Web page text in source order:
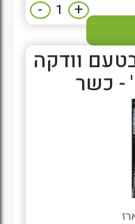
+
-
וודקה